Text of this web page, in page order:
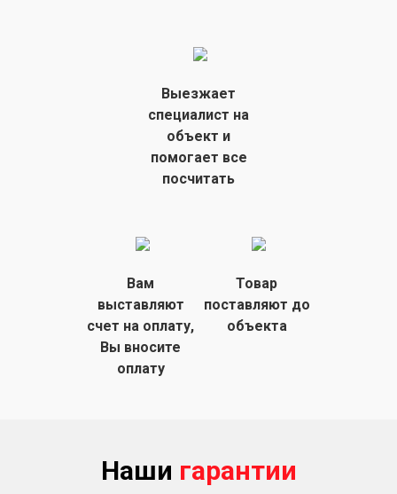
Выезжает
специалист на
объект и
помогает все
посчитать
Вам
выставляют
счет на оплату,
Вы вносите
оплату
Товар
поставляют до
объекта
Наши гарантии